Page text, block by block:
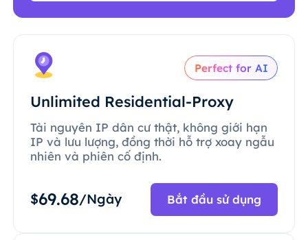
Perfect for AI
Unlimited Residential-Proxy
Tài nguyên IP dân cư thật, không giới hạn
IP và lưu lượng, đồng thời hỗ trợ xoay ngẫu
nhiên và phiên cố định.
$69.68/Ngày Bắt đầu sử dụng